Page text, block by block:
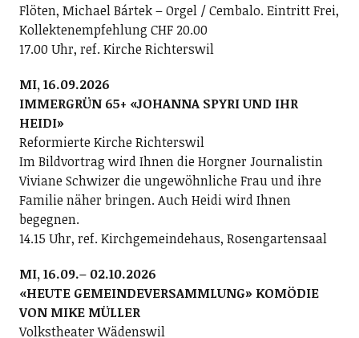
Flöten, Michael Bártek – Orgel / Cembalo. Eintritt Frei,
Kollektenempfehlung CHF 20.00
17.00 Uhr, ref. Kirche Richterswil
MI, 16.09.2026
IMMERGRÜN 65+ «JOHANNA SPYRI UND IHR
HEIDI»
Reformierte Kirche Richterswil
Im Bildvortrag wird Ihnen die Horgner Journalistin
Viviane Schwizer die ungewöhnliche Frau und ihre
Familie näher bringen. Auch Heidi wird Ihnen
begegnen.
14.15 Uhr, ref. Kirchgemeindehaus, Rosengartensaal
MI, 16.09.– 02.10.2026
«HEUTE GEMEINDEVERSAMMLUNG» KOMÖDIE
VON MIKE MÜLLER
Volkstheater Wädenswil